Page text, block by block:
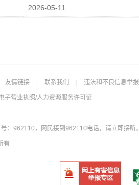
2026-05-11
友情链接 联系我们 违法和不良信息举报
子营业执照/人力资源服务许可证
：962110，网民接到962110电话，请立即接听。
有